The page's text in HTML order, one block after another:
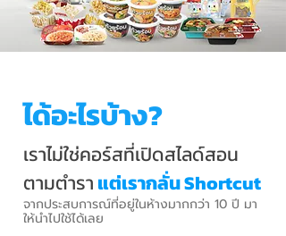
ได้อะไรบ้าง?
เราไม่ใช่คอร์สที่เปิดสไลด์สอน
ตามตำราแต่เรากลั่น Shortcut
จากประสบการณ์ที่อยู่ในห้างมากกว่า 10 ปี มา
ให้นำไปใช้ได้เลย